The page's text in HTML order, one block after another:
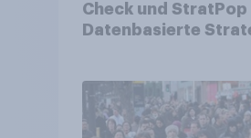
Check und StratPop
Datenbasierte